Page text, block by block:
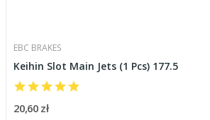
EBC BRAKES
Keihin Slot Main Jets (1 Pcs) 177.5
20,60 zł